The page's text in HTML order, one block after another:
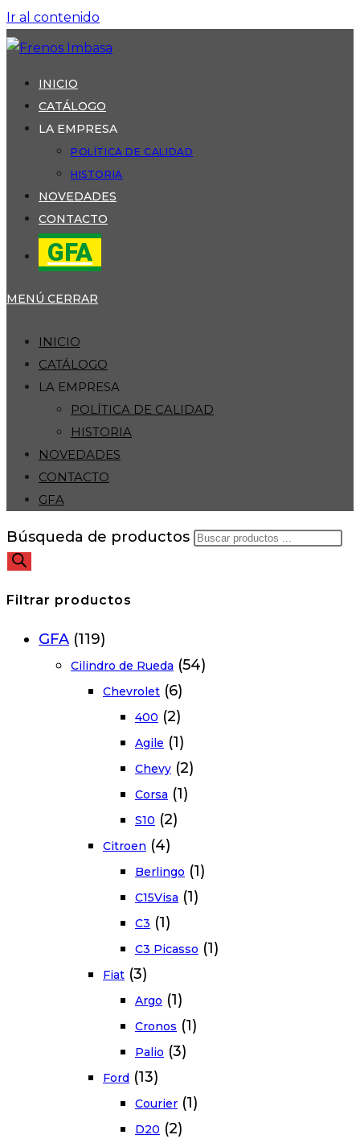
Ir al contenido
INICIO
CATÁLOGO
LA EMPRESA
POLÍTICA DE CALIDAD
HISTORIA
NOVEDADES
CONTACTO
GFA
MENÚ CERRAR
INICIO
CATÁLOGO
LA EMPRESA
POLÍTICA DE CALIDAD
HISTORIA
NOVEDADES
CONTACTO
GFA
Búsqueda de productos
Filtrar productos
GFA (119)
Cilindro de Rueda (54)
Chevrolet (6)
400 (2)
Agile (1)
Chevy (2)
Corsa (1)
S10 (2)
Citroen (4)
Berlingo (1)
C15Visa (1)
C3 (1)
C3 Picasso (1)
Fiat (3)
Argo (1)
Cronos (1)
Palio (3)
Ford (13)
Courier (1)
D20 (2)